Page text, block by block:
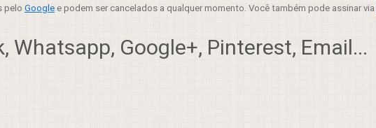
pelo Google e podem ser cancelados a qualquer momento. Você também pode assinar via
Google+, Pinterest, Email...